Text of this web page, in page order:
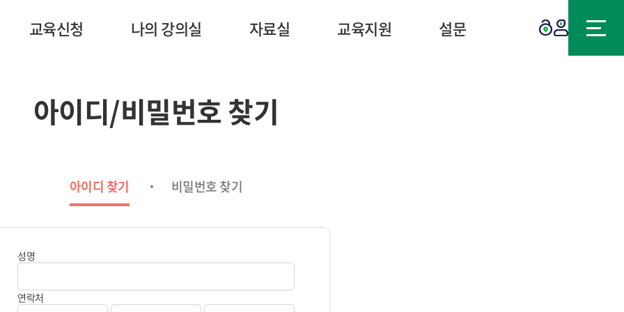
교육신청 나의 강의실 자료실 교육지원 설문
아이디/비밀번호 찾기
아이디 찾기 비밀번호 찾기
성명
필수
연락처
필수
비밀번호 찾기 탭으로 이동